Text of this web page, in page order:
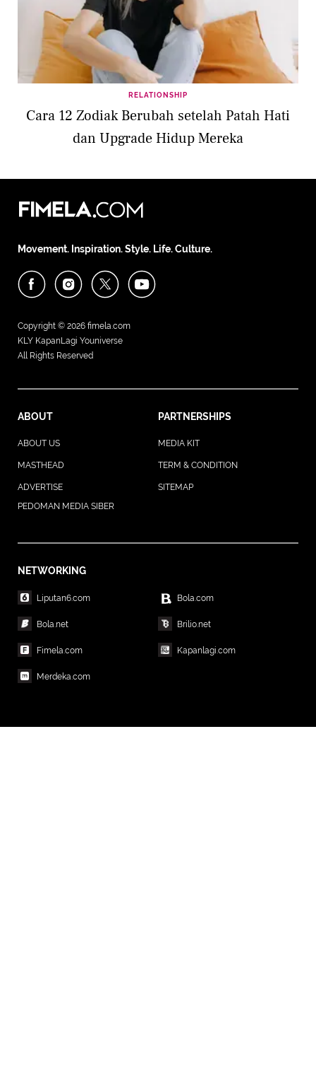
RELATIONSHIP
Cara 12 Zodiak Berubah setelah Patah Hati
dan Upgrade Hidup Mereka
Movement. Inspiration. Style. Life. Culture.
Copyright © 2026 fimela.com
KLY KapanLagi Youniverse
All Rights Reserved
ABOUT PARTNERSHIPS
ABOUT US MEDIA KIT
MASTHEAD TERM & CONDITION
ADVERTISE
SITEMAP
PEDOMAN MEDIA SIBER
NETWORKING
Liputan6.com Bola.com
Bola.net Brilio.net
Fimela.com Kapanlagi.com
Merdeka.com